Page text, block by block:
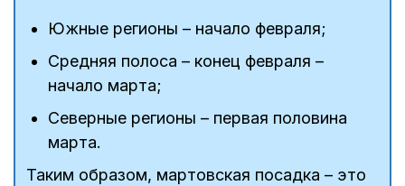
Южные регионы – начало февраля;
Средняя полоса – конец февраля –
начало марта;
Северные регионы – первая половина
марта.
Таким образом, мартовская посадка – это